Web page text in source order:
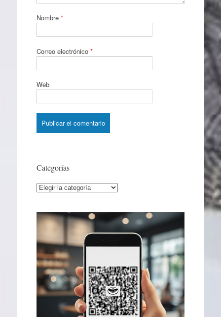
Nombre *
Correo electrónico *
Web
Categorías
Categorías